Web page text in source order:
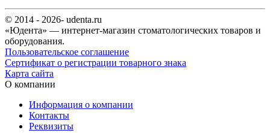
© 2014 - 2026- udenta.ru
«Юдента» — интернет-магазин стоматологических товаров и
оборудования.
Пользовательское соглашение
Сертификат о регистрации товарного знака
Карта сайта
О компании
Информация о компании
Контакты
Реквизиты